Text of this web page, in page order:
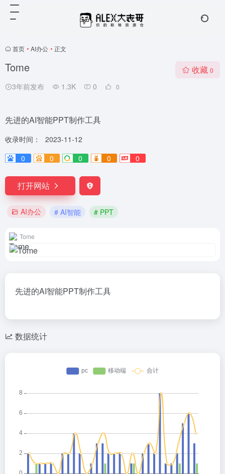
首页 • AI办公 • 正文
Tome
3年前发布 1.3K 0 0
收藏 0
先进的AI智能PPT制作工具
收录时间：
2023-11-12
0
0 0 0 0
打开网站
AI办公 # AI智能 # PPT
Tome
先进的AI智能PPT制作工具
数据统计